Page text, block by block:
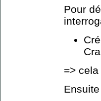
Pour
=>
Ensuite